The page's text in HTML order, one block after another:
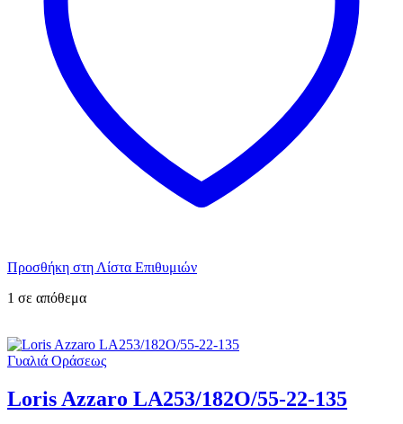
Προσθήκη στη Λίστα Επιθυμιών
1 σε απόθεμα
Γυαλιά Οράσεως
Loris Azzaro LA253/182O/55-22-135